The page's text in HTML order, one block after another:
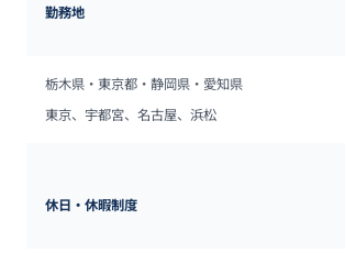
勤務地
栃木県・東京都・静岡県・愛知県
東京、宇都宮、名古屋、浜松
休日・休暇制度